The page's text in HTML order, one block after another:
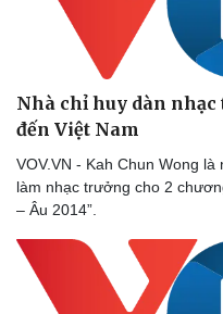
Nhà chỉ huy dàn
đến Việt Nam
VOV.VN - Kah Chun Wong
làm nhạc trưởng cho 2
– Âu 2014”.